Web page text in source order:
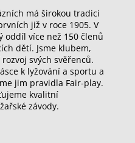
má širokou tradici
již v roce 1905. V
oddíl více než 150 členů
dětí. Jsme klubem,
svých svěřenců.
k lyžování a sportu a
jim pravidla Fair-play.
kvalitní
závody.